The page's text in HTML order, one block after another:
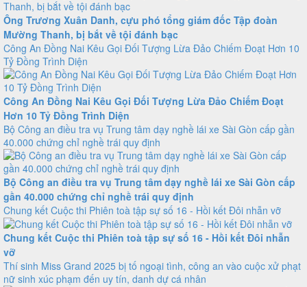
Ông Trương Xuân Danh, cựu phó tổng giám đốc Tập đoàn
Mường Thanh, bị bắt về tội đánh bạc
Công An Đồng Nai Kêu Gọi Đối Tượng Lừa Đảo Chiếm Đoạt Hơn 10
Tỷ Đồng Trình Diện
Công An Đồng Nai Kêu Gọi Đối Tượng Lừa Đảo Chiếm Đoạt
Hơn 10 Tỷ Đồng Trình Diện
Bộ Công an điều tra vụ Trung tâm dạy nghề lái xe Sài Gòn cấp gần
40.000 chứng chỉ nghề trái quy định
Bộ Công an điều tra vụ Trung tâm dạy nghề lái xe Sài Gòn cấp
gần 40.000 chứng chỉ nghề trái quy định
Chung kết Cuộc thi Phiên toà tập sự số 16 - Hồi kết Đôi nhẫn vỡ
Chung kết Cuộc thi Phiên toà tập sự số 16 - Hồi kết Đôi nhẫn
vỡ
Thí sinh Miss Grand 2025 bị tố ngoại tình, công an vào cuộc xử phạt
nữ sinh xúc phạm đến uy tín, danh dự cá nhân